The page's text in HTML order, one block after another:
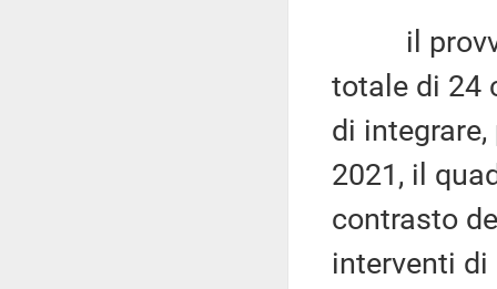
il
totale di 24
di
2021, il
contrasto
interventi